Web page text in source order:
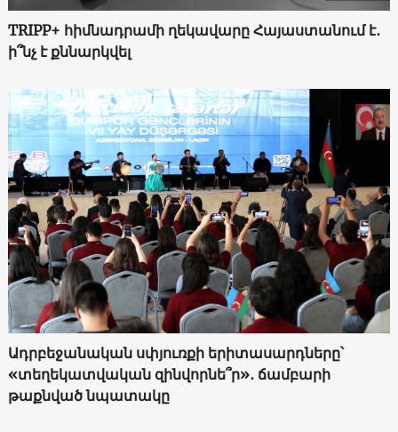
TRIPP+ հիմնադրամի ղեկավարը Հայաստանում է․
ի՞նչ է քննարկվել
Ադրբեջանական սփյուռքի երիտասարդները՝
«տեղեկատվական զինվորնե՞ր»․ ճամբարի
թաքնված նպատակը